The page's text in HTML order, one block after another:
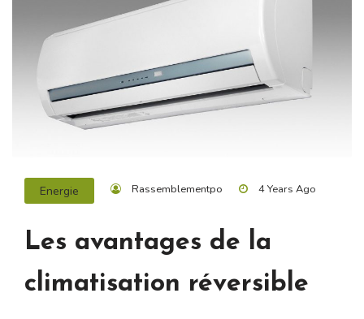
Energie Rassemblementpo 4 Years Ago
Les avantages de la
climatisation réversible